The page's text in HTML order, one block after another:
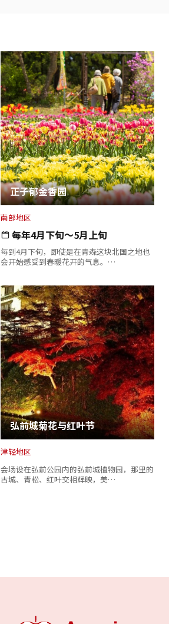
正子郁金香园
南部地区
每年4月下旬～5月上旬
每到4月下旬，即使是在青森这块北国之地也
会开始感受到春暖花开的气息。…
弘前城菊花与红叶节
津轻地区
会场设在弘前公园内的弘前城植物园，那里的
古城、青松、红叶交相辉映，美…
复